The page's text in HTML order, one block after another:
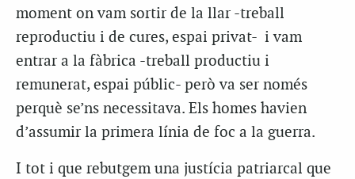
moment on vam sortir de la llar -treball
reproductiu i de cures, espai privat- i vam
entrar a la fàbrica -treball productiu i
remunerat, espai públic- però va ser només
perquè se’ns necessitava. Els homes havien
d’assumir la primera línia de foc a la guerra.
I tot i que rebutgem una justícia patriarcal que